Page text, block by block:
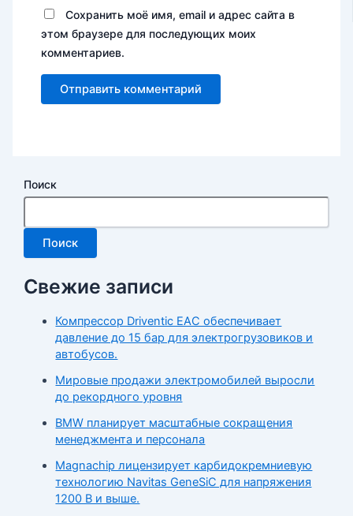
Сохранить моё имя, email и адрес сайта в
этом браузере для последующих моих
комментариев.
Поиск
Поиск
Свежие записи
Компрессор Driventic EAC обеспечивает
давление до 15 бар для электрогрузовиков и
автобусов.
Мировые продажи электромобилей выросли
до рекордного уровня
BMW планирует масштабные сокращения
менеджмента и персонала
Magnachip лицензирует карбидокремниевую
технологию Navitas GeneSiC для напряжения
1200 В и выше.